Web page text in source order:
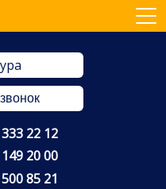
22 12
20 00
85 21